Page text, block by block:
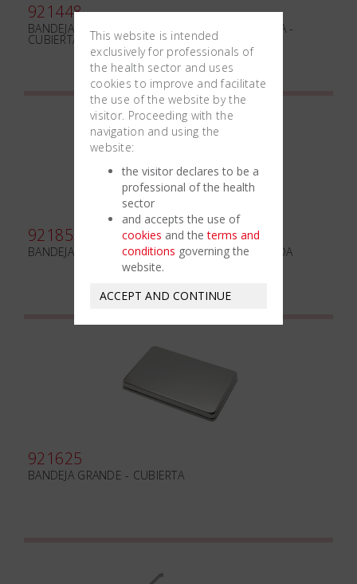
921448
BANDEJA PEQUEÑA PERFORADA ALUMINIO PLATA -
CUBIERTA
921853
BANDEJA GRANDE PERFORADA ALUMINIO DORADA
921625
BANDEJA GRANDE - CUBIERTA
This website is intended
exclusively for professionals of
the health sector and uses
cookies to improve and facilitate
the use of the website by the
visitor. Proceeding with the
navigation and using the
website:
the visitor declares to be a
professional of the health
sector
and accepts the use of
cookies and theterms and
conditions governing the
website.
ACCEPT AND CONTINUE